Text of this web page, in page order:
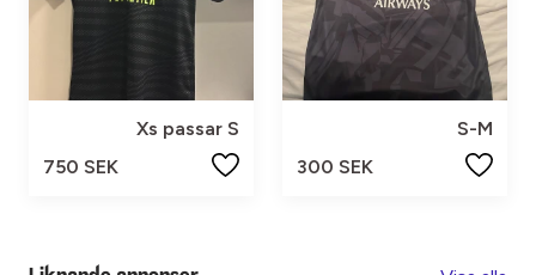
Xs passar S
750 SEK
S-M
300 SEK